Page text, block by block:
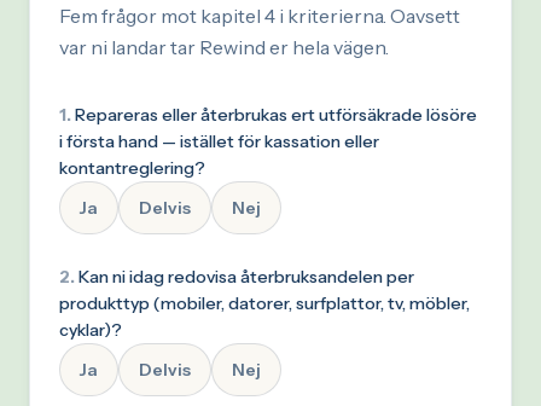
Fem frågor mot kapitel 4 i kriterierna. Oavsett
var ni landar tar Rewind er hela vägen.
1. Repareras eller återbrukas ert utförsäkrade lösöre
i första hand — istället för kassation eller
kontantreglering?
Ja
Delvis Nej
2. Kan ni idag redovisa återbruksandelen per
produkttyp (mobiler, datorer, surfplattor, tv, möbler,
cyklar)?
Ja
Delvis Nej